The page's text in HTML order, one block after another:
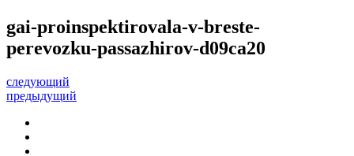
gai-proinspektirovala-v-breste-
perevozku-passazhirov-d09ca20
следующий
предыдущий